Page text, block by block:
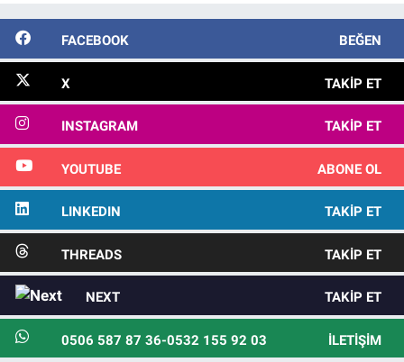
FACEBOOK BEĞEN
X TAKIP ET
INSTAGRAM TAKIP ET
YOUTUBE ABONE OL
LINKEDIN TAKIP ET
THREADS TAKIP ET
NEXT TAKIP ET
0506 587 87 36-0532 155 92 03 İLETIŞIM